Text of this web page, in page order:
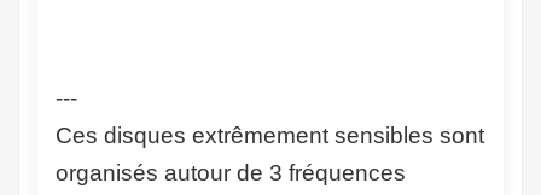
---
Ces disques extrêmement sensibles sont
organisés autour de 3 fréquences